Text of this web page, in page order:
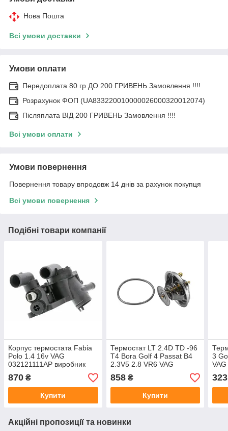
Нова Пошта
Всі умови доставки
Умови оплати
Передоплата 80 гр ДО 200 ГРИВЕНЬ Замовлення !!!!
Розрахунок ФОП (UA833220010000026000320012074)
Післяплата ВІД 200 ГРИВЕНЬ Замовлення !!!!
Всі умови оплати
Умови повернення
Повернення товару впродовж 14 днів за рахунок покупця
Всі умови повернення
Подібні товари компанії
Корпус термостата Fabia
Polo 1.4 16v VAG
032121111AP виробник
VIKA
870 ₴
Купити
Термостат LT 2.4D TD -96
T4 Bora Golf 4 Passat B4
2.3V5 2.8 VR6 VAG
075121113D виробник
WAHLER Німеччина
858₴
Купити
3
323
Акційні пропозиції та новинки